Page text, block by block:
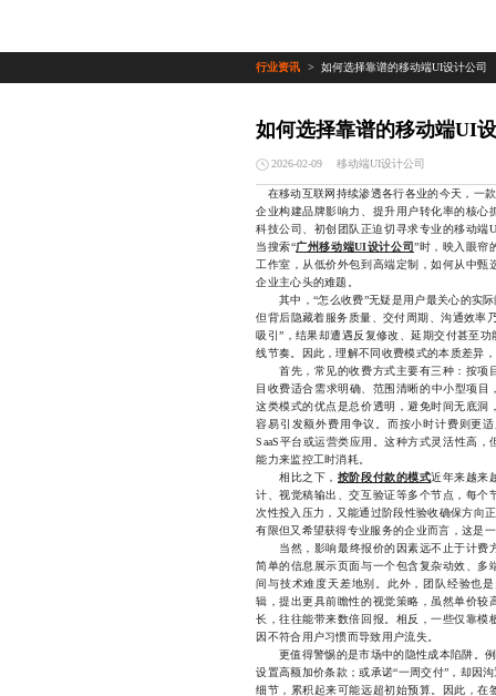
行业资讯 > 如何选择靠谱的移动端UI设计公司
如何选择靠谱的移动端UI
2026-02-09 移动端UI设计公司
在移动互联网持续渗透各行各业的今天，一
企业构建品牌影响力、提升用户转化率的核
科技公司、初创团队正迫切寻求专业的移动
当搜索“广州移动端UI设计公司”时，映入眼帘
工作室，从低价外包到高端定制，如何从中
企业主心头的难题。
其中，“怎么收费”无疑是用户最关心的实际
但背后隐藏着服务质量、交付周期、沟通效率
吸引”，结果却遭遇反复修改、延期交付甚至
线节奏。因此，理解不同收费模式的本质差异
首先，常见的收费方式主要有三种：按项
目收费适合需求明确、范围清晰的中小型项
这类模式的优点是总价透明，避免时间无底
容易引发额外费用争议。而按小时计费则更
SaaS平台或运营类应用。这种方式灵活性高
能力来监控工时消耗。
相比之下， 按阶段付款的模式近年来越来
计、视觉稿输出、交互验证等多个节点，每
次性投入压力，又能通过阶段性验收确保方向
有限但又希望获得专业服务的企业而言，这是
当然，影响最终报价的因素远不止于计费
简单的信息展示页面与一个包含复杂动效、
间与技术难度天差地别。此外，团队经验也
辑，提出更具前瞻性的视觉策略，虽然单价
长，往往能带来数倍回报。相反，一些仅靠
因不符合用户习惯而导致用户流失。
更值得警惕的是市场中的隐性成本陷阱。例
设置高额加价条款；或承诺“一周交付”，却因
细节，累积起来可能远超初始预算。因此，